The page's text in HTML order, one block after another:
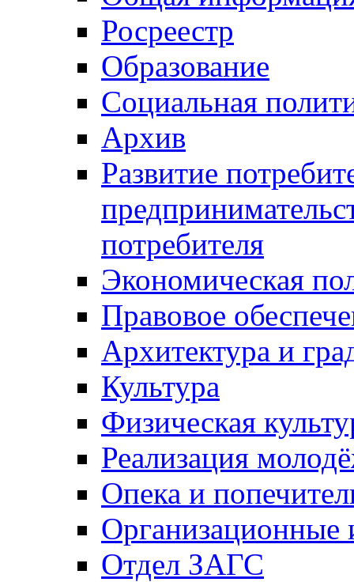
Росреестр
Образование
Социальная
Архив
Развитие
потребителя
Экономическая
Правовое
Архитектура и
Культура
Физическая
Реализация
Опека и
Отдел ЗАГС